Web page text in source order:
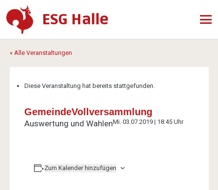
ESG Halle
« Alle Veranstaltungen
Diese Veranstaltung hat bereits stattgefunden.
GemeindeVollversammlung
Auswertung und WahlenMi. 03.07.2019 | 18:45 Uhr
Zum Kalender hinzufügen